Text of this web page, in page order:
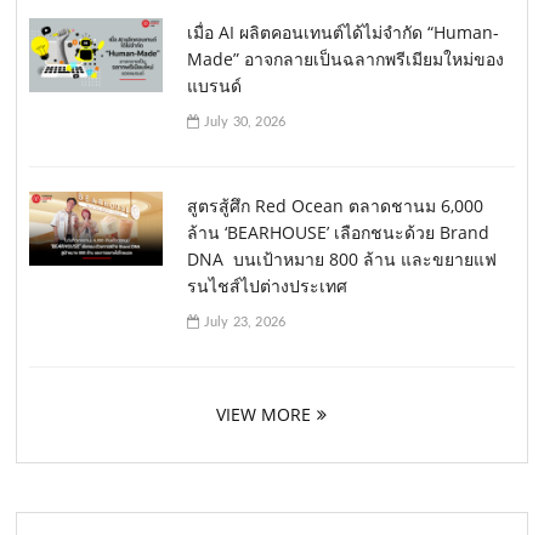
เมื่อ AI ผลิตคอนเทนต์ได้ไม่จำกัด “Human-
Made” อาจกลายเป็นฉลากพรีเมียมใหม่ของ
แบรนด์
July 30, 2026
สูตรสู้ศึก Red Ocean ตลาดชานม 6,000
ล้าน ‘BEARHOUSE’ เลือกชนะด้วย Brand
DNA บนเป้าหมาย 800 ล้าน และขยายแฟ
รนไชส์ไปต่างประเทศ
July 23, 2026
VIEW MORE